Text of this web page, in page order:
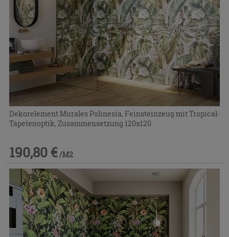
Dekorelement Murales Polinesia, Feinsteinzeug mit Tropical-
Tapetenoptik, Zusammensetzung 120x120
190,80 € /M2